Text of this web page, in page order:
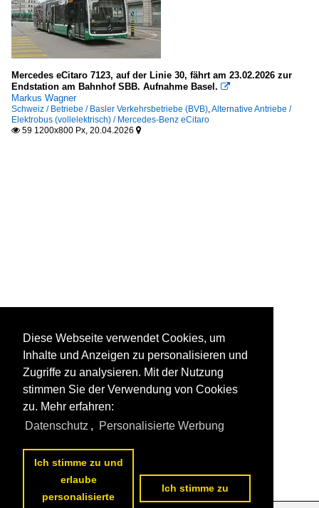
Mercedes eCitaro 7123, auf der Linie 30, fährt am 23.02.2026 zur
Endstation am Bahnhof SBB. Aufnahme Basel. 
Markus Wagner
Schweiz / Betriebe / Basler Verkehrsbetriebe (BVB),Alternative Antriebe /
Elektrobus (vollelektrisch) / Mercedes-Benz eCitaro
 59 1200x800 Px, 20.04.2026 
Diese Webseite verwendet Cookies, um
Inhalte und Anzeigen zu personalisieren und
Zugriffe zu analysieren. Mit der Nutzung
stimmen Sie der Verwendung von Cookies
zu. Mehr erfahren:
Datenschutz , Personalisierte Werbung
Ich stimme zu und
erlaube
personalisierte
Ich stimme zu